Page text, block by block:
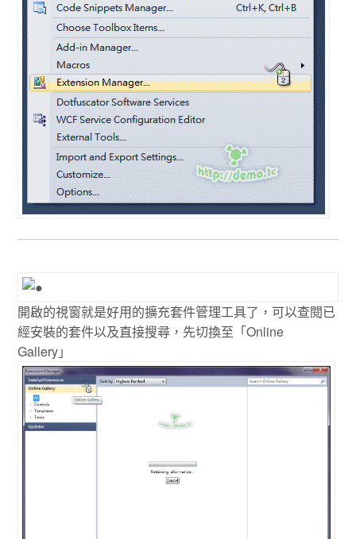
開啟的視窗就是好用的擴充套件管理工具了，可以查閱已
經安裝的套件以及直接搜尋，先切換至「Online
Gallery」